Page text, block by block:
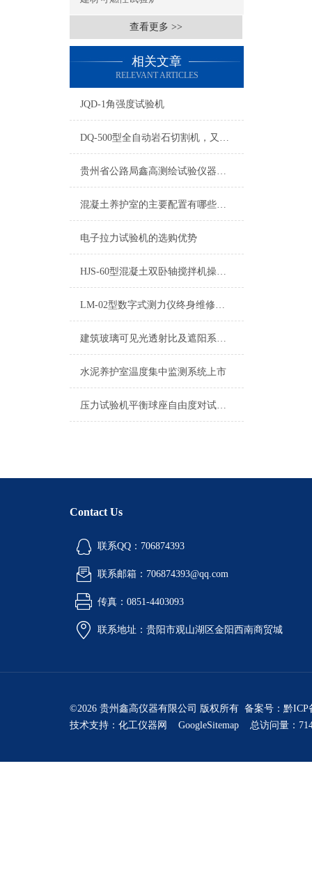
查看更多 >>
相关文章
RELEVANT ARTICLES
JQD-1角强度试验机
DQ-500型全自动岩石切割机，又称切石机、锯石机
贵州省公路局鑫高测绘试验仪器总汇
混凝土养护室的主要配置有哪些？鑫华宇仪器告诉你
电子拉力试验机的选购优势
HJS-60型混凝土双卧轴搅拌机操作介绍
LM-02型数字式测力仪终身维修服务到位
建筑玻璃可见光透射比及遮阳系数检测仪国家新标准规范
水泥养护室温度集中监测系统上市
压力试验机平衡球座自由度对试验结果的影响分析
Contact Us
联系QQ：706874393
联系邮箱：706874393@qq.com
传真：0851-4403093
联系地址：贵阳市观山湖区金阳西南商贸城
©2026 贵州鑫高仪器有限公司 版权所有 备案号： 黔ICP
技术支持： 化工仪器网 GoogleSitemap 总访问量：